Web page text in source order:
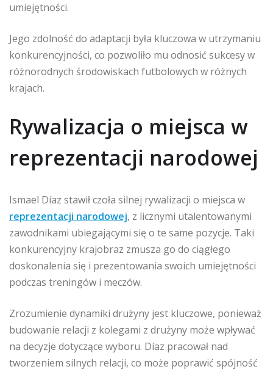
umiejętności.
Jego zdolność do adaptacji była kluczowa w utrzymaniu
konkurencyjności, co pozwoliło mu odnosić sukcesy w
różnorodnych środowiskach futbolowych w różnych
krajach.
Rywalizacja o miejsca w
reprezentacji narodowej
Ismael Díaz stawił czoła silnej rywalizacji o miejsca w
reprezentacji narodowej, z licznymi utalentowanymi
zawodnikami ubiegającymi się o te same pozycje. Taki
konkurencyjny krajobraz zmusza go do ciągłego
doskonalenia się i prezentowania swoich umiejętności
podczas treningów i meczów.
Zrozumienie dynamiki drużyny jest kluczowe, ponieważ
budowanie relacji z kolegami z drużyny może wpływać
na decyzje dotyczące wyboru. Díaz pracował nad
tworzeniem silnych relacji, co może poprawić spójność